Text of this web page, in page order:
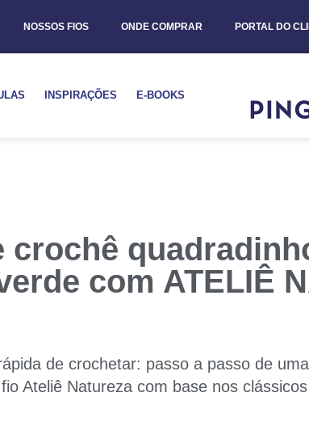
NOSSOS FIOS ONDE COMPRAR PORTAL DO
INSPIRAÇÕES E-BOOKS
crochê
com ATELIÊ
de crochetar: passo a passo de
Ateliê Natureza com base nos